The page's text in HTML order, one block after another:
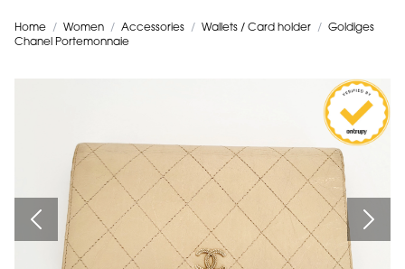
Home / Women / Accessories / Wallets / Card holder / Goldiges
Chanel Portemonnaie